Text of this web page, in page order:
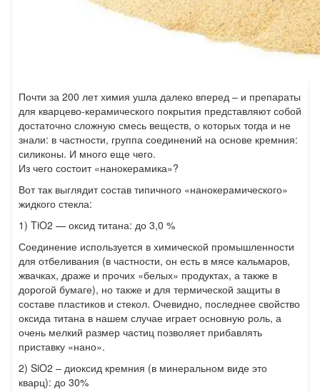
Почти за 200 лет химия ушла далеко вперед – и препараты
для кварцево-керамического покрытия представляют собой
достаточно сложную смесь веществ, о которых тогда и не
знали: в частности, группа соединений на основе кремния:
силиконы. И много еще чего.
Из чего состоит «нанокерамика»?
Вот так выглядит состав типичного «нанокерамического»
жидкого стекла:
1) TiO2 — оксид титана: до 3,0 %
Соединение используется в химической промышленности
для отбеливания (в частности, он есть в мясе кальмаров,
жвачках, драже и прочих «белых» продуктах, а также в
дорогой бумаге), но также и для термической защиты в
составе пластиков и стекол. Очевидно, последнее свойство
оксида титана в нашем случае играет основную роль, а
очень мелкий размер частиц позволяет прибавлять
приставку «нано».
2) SiO2 – диоксид кремния (в минеральном виде это
кварц): до 30%